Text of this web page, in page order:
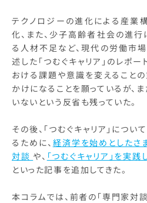
テクノロジーの進化による産業
化、また、少子高齢者社会の進
る人材不足など、現代の労働市
述した「つむぐキャリア」のレポ
おける課題や意識を変えること
かけになることを願っているが、
いないという反省も残っていた。
その後、「つむぐキャリア」につ
るために、 経済学を始めとしたさ
対談 や、 「つむぐキャリア」を実
といった記事を追加してきた。
本コラムでは、前者の「専門家対